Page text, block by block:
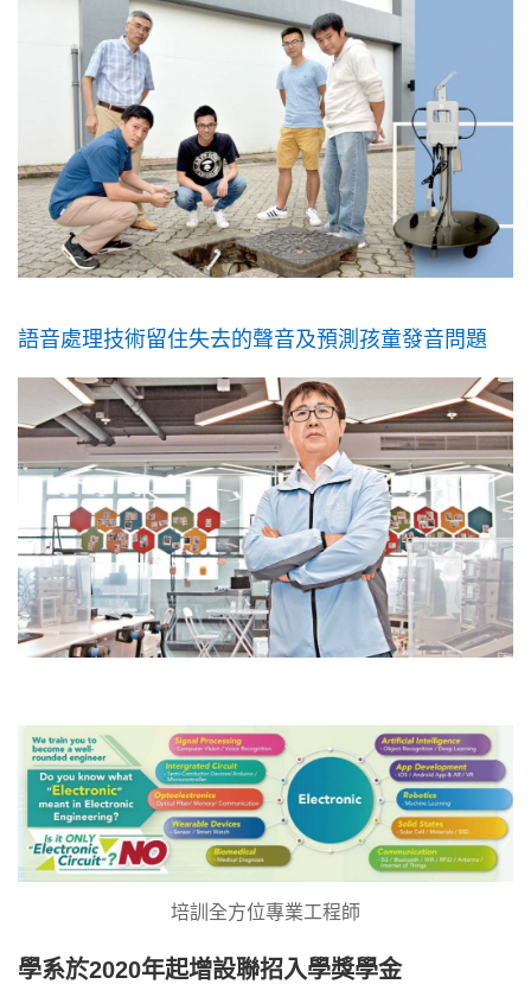
語音處理技術留住失去的聲音及預測孩童發音問題
培訓全方位專業工程師
學系於2020年起增設聯招入學獎學金